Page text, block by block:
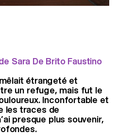
Sara De Brito Faustino
étrangeté et
un refuge, mais fut le
Inconfortable et
les traces de
presque plus souvenir,